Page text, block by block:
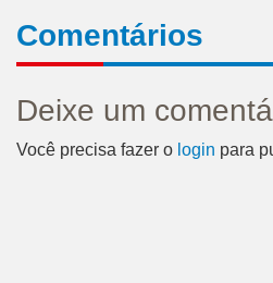
Comentários
Deixe um
Você precisa fazer o login para